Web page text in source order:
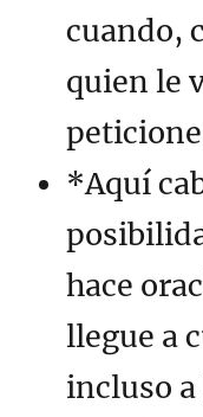
cuando,
quien le
*Aquí
hace
llegue a
incluso